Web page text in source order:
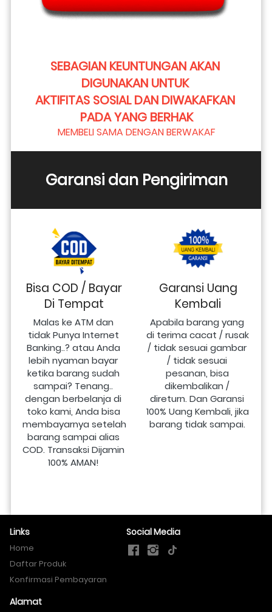
SEBAGIAN KEUNTUNGAN AKAN
DIGUNAKAN UNTUK
AKTIFITAS SOSIAL DAN DIWAKAFKAN
PADA YANG BERHAK
MEMBELI SAMA DENGAN BERWAKAF
Garansi dan Pengiriman
Bisa COD / Bayar
Di Tempat
Malas ke ATM dan
tidak Punya Internet
Banking..? atau Anda
lebih nyaman bayar
ketika barang sudah
sampai? Tenang..
dengan berbelanja di
toko kami, Anda bisa
membayarnya setelah
barang sampai alias
COD. Transaksi Dijamin
100% AMAN!
Garansi Uang
Kembali
Apabila barang yang
di terima cacat / rusak
/ tidak sesuai gambar
/ tidak sesuai
pesanan, bisa
dikembalikan /
direturn. Dan Garansi
100% Uang Kembali, jika
barang tidak sampai.
Links
Home
Daftar Produk
Konfirmasi Pembayaran
Social Media
Alamat